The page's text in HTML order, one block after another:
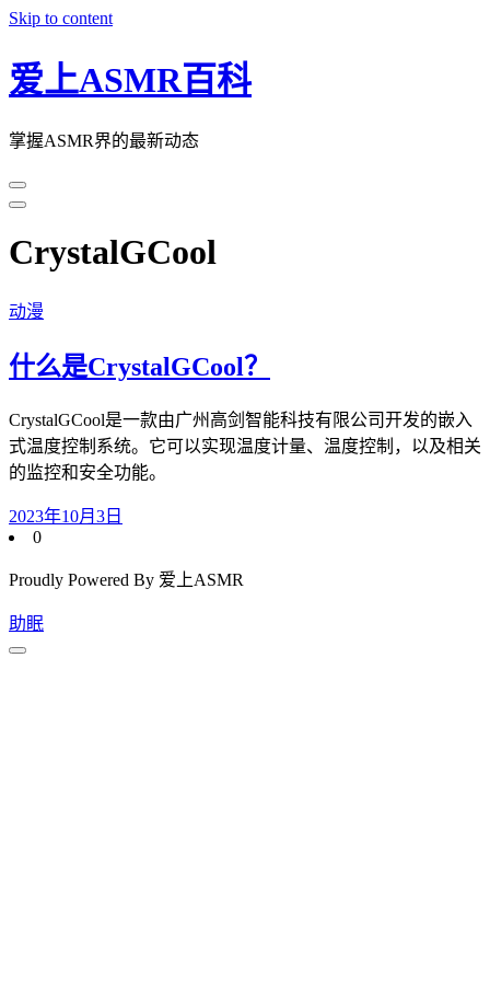
Skip to content
爱上ASMR百科
掌握ASMR界的最新动态
CrystalGCool
动漫
什么是CrystalGCool？
CrystalGCool是一款由广州高剑智能科技有限公司开发的嵌入
式温度控制系统。它可以实现温度计量、温度控制，以及相关
的监控和安全功能。
2023年10月3日
0
Proudly Powered By 爱上ASMR
助眠